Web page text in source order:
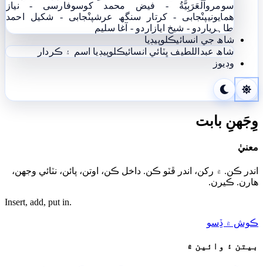
سومرو اَلْعَرَبِيَّةُ - فيض محمد کوسوفارسی - نياز
ھمايونيپنْجابی - کرتار سنگھ عرشپنْجابی - شکیل احمد
طاہریاردو - شيخ اياز اردو - آغا سليم
شاھ جي انسائيڪلوپيڊيا
شاھ عبداللطيف ڀٽائي انسائيڪلوپيڊيا اسم ۽ ڪردار
وڊيوز
وِجَهنِ بابت
معنيٰ
اندر ڪن. ۾ رکن، اندر ڦٽو ڪن. داخل ڪن، اوتن، پائن، نٽائي وجهن،
هارن. ڪيرن.
Insert, add, put in.
ڪوش ۾ ڏِسو
بيتن ۽ وائين ۾